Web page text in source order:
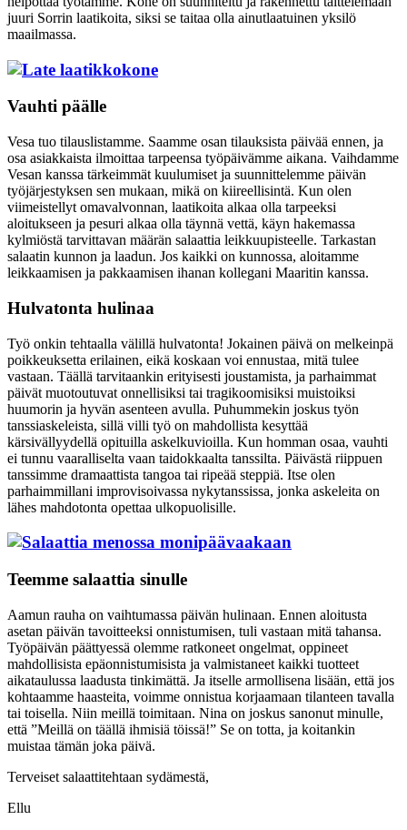
juuri Sorrin laatikoita, siksi se taitaa olla ainutlaatuinen yksilö
maailmassa.
Vauhti päälle
Vesa tuo tilauslistamme. Saamme osan tilauksista päivää ennen, ja
osa asiakkaista ilmoittaa tarpeensa työpäivämme aikana. Vaihdamme
Vesan kanssa tärkeimmät kuulumiset ja suunnittelemme päivän
työjärjestyksen sen mukaan, mikä on kiireellisintä. Kun olen
viimeistellyt omavalvonnan, laatikoita alkaa olla tarpeeksi
aloitukseen ja pesuri alkaa olla täynnä vettä, käyn hakemassa
kylmiöstä tarvittavan määrän salaattia leikkuupisteelle. Tarkastan
salaatin kunnon ja laadun. Jos kaikki on kunnossa, aloitamme
leikkaamisen ja pakkaamisen ihanan kollegani Maaritin kanssa.
Hulvatonta hulinaa
Työ onkin tehtaalla välillä hulvatonta! Jokainen päivä on melkeinpä
poikkeuksetta erilainen, eikä koskaan voi ennustaa, mitä tulee
vastaan. Täällä tarvitaankin erityisesti joustamista, ja parhaimmat
päivät muotoutuvat onnellisiksi tai tragikoomisiksi muistoiksi
huumorin ja hyvän asenteen avulla. Puhummekin joskus työn
tanssiaskeleista, sillä villi työ on mahdollista kesyttää
kärsivällyydellä opituilla askelkuvioilla. Kun homman osaa, vauhti
ei tunnu vaaralliselta vaan taidokkaalta tanssilta. Päivästä riippuen
tanssimme dramaattista tangoa tai ripeää steppiä. Itse olen
parhaimmillani improvisoivassa nykytanssissa, jonka askeleita on
lähes mahdotonta opettaa ulkopuolisille.
Teemme salaattia sinulle
Aamun rauha on vaihtumassa päivän hulinaan. Ennen aloitusta
asetan päivän tavoitteeksi onnistumisen, tuli vastaan mitä tahansa.
Työpäivän päättyessä olemme ratkoneet ongelmat, oppineet
mahdollisista epäonnistumisista ja valmistaneet kaikki tuotteet
aikataulussa laadusta tinkimättä. Ja itselle armollisena lisään, että jos
kohtaamme haasteita, voimme onnistua korjaamaan tilanteen tavalla
tai toisella. Niin meillä toimitaan. Nina on joskus sanonut minulle,
että ”Meillä on täällä ihmisiä töissä!” Se on totta, ja koitankin
muistaa tämän joka päivä.
Terveiset salaattitehtaan sydämestä,
Ellu